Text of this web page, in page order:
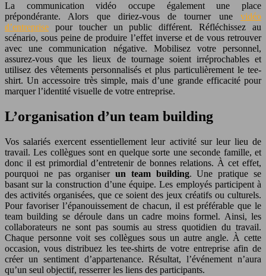
La communication vidéo occupe également une place
prépondérante. Alors que diriez-vous de tourner une vidéo
d’entreprise pour toucher un public différent. Réfléchissez au
scénario, sous peine de produire l’effet inverse et de vous retrouver
avec une communication négative. Mobilisez votre personnel,
assurez-vous que les lieux de tournage soient irréprochables et
utilisez des vêtements personnalisés et plus particulièrement le tee-
shirt. Un accessoire très simple, mais d’une grande efficacité pour
marquer l’identité visuelle de votre entreprise.
L’organisation d’un team building
Vos salariés exercent essentiellement leur activité sur leur lieu de
travail. Les collègues sont en quelque sorte une seconde famille, et
donc il est primordial d’entretenir de bonnes relations. À cet effet,
pourquoi ne pas organiserun team building. Une pratique se
basant sur la construction d’une équipe. Les employés participent à
des activités organisées, que ce soient des jeux créatifs ou culturels.
Pour favoriser l’épanouissement de chacun, il est préférable que le
team building se déroule dans un cadre moins formel. Ainsi, les
collaborateurs ne sont pas soumis au stress quotidien du travail.
Chaque personne voit ses collègues sous un autre angle. À cette
occasion, vous distribuez les tee-shirts de votre entreprise afin de
créer un sentiment d’appartenance. Résultat, l’événement n’aura
qu’un seul objectif, resserrer les liens des participants.